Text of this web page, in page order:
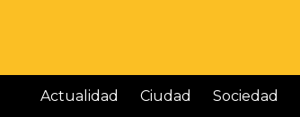
Actualidad Ciudad Sociedad